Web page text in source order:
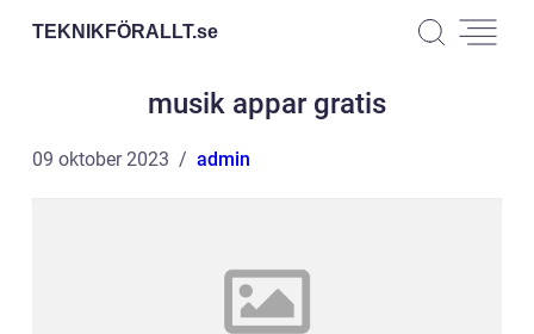
TEKNIKFÖRALLT.se
musik appar gratis
09 oktober 2023 admin